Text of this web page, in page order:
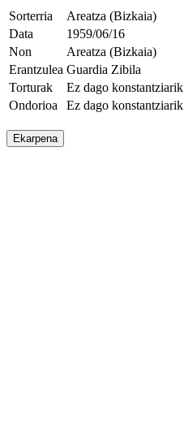
Sorterria
Areatza (Bizkaia)
Data
1959/06/16
Non
Areatza (Bizkaia)
Erantzulea Guardia Zibila
Torturak
Ez dago konstantziarik
Ondorioa
Ez dago konstantziarik